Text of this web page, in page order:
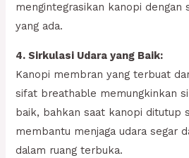
mengintegrasikan kanopi dengan
yang ada.
4. Sirkulasi Udara yang Baik:
Kanopi membran yang terbuat
sifat breathable memungkinkan
baik, bahkan saat kanopi ditutup
membantu menjaga udara segar
dalam ruang terbuka.